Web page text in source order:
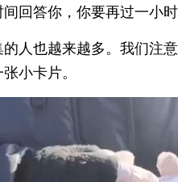
回答你，你要再过一小
人也越来越多。我们注
小卡片。